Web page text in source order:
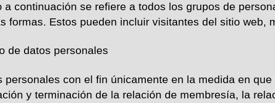
a continuación se refiere a todos los grupos de
formas. Estos pueden incluir visitantes del sitio web,
de datos personales
personales con el fin únicamente en la medida en
y terminación de la relación de membresía, la